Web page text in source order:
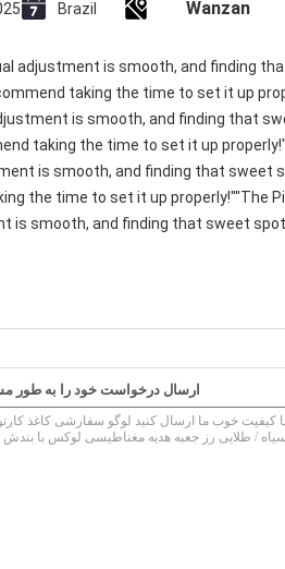
Wanzan
Brazil
adjustment is smooth, and finding
taking the time to set it up
is smooth, and finding that
taking the time to set it up
is smooth, and finding that sweet
the time to set it up properly!""The
is smooth, and finding that sweet spot
ارسال درخواست خود را به طور